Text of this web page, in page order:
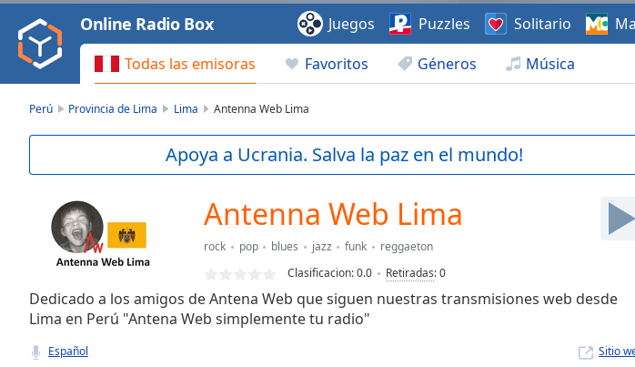
Video
Play
Backward
Skip
Current
-:-
:
TypeLIVE
Seek to
currently
behind
Todas las emisoras Favoritos Géneros Música
Online Radio Box Juegos Puzzles Solitario
Perú Provincia de Lima Lima Antenna Web Lima
Apoya a Ucrania. Salva la paz en el mundo!
Antenna Web Lima
rock pop blues jazz funk
reggaeton
Clasificacion:0.0 Retiradas:0
Dedicado a los amigos de Antena Web que siguen nuestras transmisiones web desde
Lima en Perú "Antena Web simplemente tu radio"
Español Sitio